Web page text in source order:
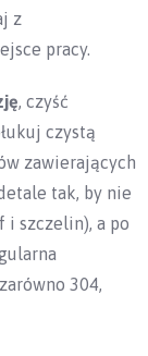
z
pracy.
, czyść
czystą
zawierających
tak, by nie
i szczelin), a po
304,